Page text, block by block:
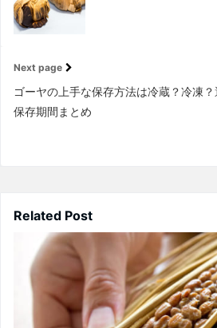
Next page
ゴーヤの上手な保存方法は冷蔵？冷凍？
保存期間まとめ
Related Post